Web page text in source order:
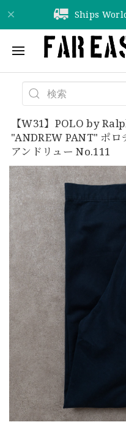
Ships
【W31】POLO by
"ANDREW PANT" ポロ
アンドリュー No.111